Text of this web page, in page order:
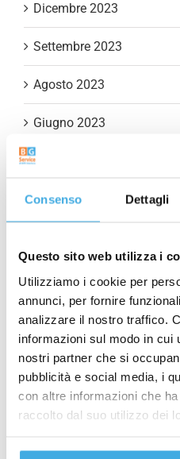
Consenso Dettagli
Questo sito web utilizza i
Utilizziamo i cookie per
annunci, per fornire
analizzare il nostro traffico.
informazioni sul modo in cui
nostri partner che si
pubblicità e social media, i
con altre informazioni che
raccolto dal suo utilizzo dei
Dicembre 2023
Settembre 2023
Agosto 2023
Giugno 2023
Aprile 2023
Marzo 2023
Novembre 2022
Settembre 2022
Luglio 2022
Maggio 2022